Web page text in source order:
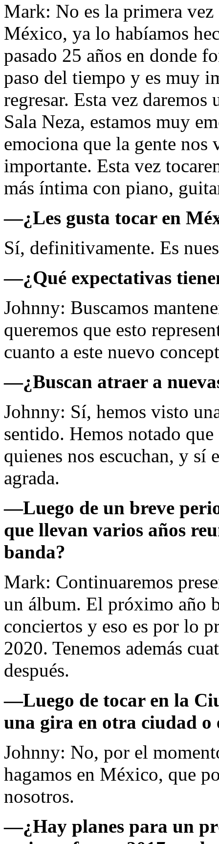
Mark: No es la primera
México, ya lo habíamos
pasado 25 años en donde
paso del tiempo y es muy
regresar. Esta vez
Sala Neza, estamos muy
emociona que la gente nos
importante. Esta vez
más íntima con piano,
—¿Les gusta tocar en
Sí, definitivamente. Es
—¿Qué expectativas
Johnny: Buscamos
queremos que esto
cuanto a este nuevo
—¿Buscan atraer a
Johnny: Sí, hemos visto
sentido. Hemos notado
quienes nos escuchan, y sí
agrada.
—Luego de un breve
que llevan varios años
banda?
Mark: Continuaremos
un álbum. El próximo año
conciertos y eso es por lo
2020. Tenemos además
después.
—Luego de tocar en la
una gira en otra ciudad o
Johnny: No, por el
hagamos en México, que
nosotros.
—¿Hay planes para un